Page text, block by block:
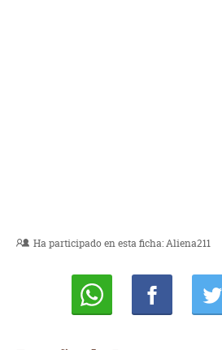
Ha participado en esta ficha:Aliena211